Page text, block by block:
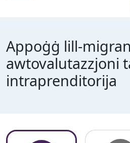
Appoġġ lill-
awtovalutazzjoni
intraprenditorija